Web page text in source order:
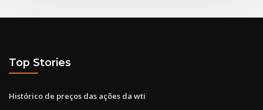
Top Stories
Histórico de preços das ações da wti